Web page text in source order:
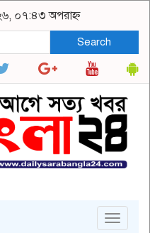
০৭:৪৩ অপরাহ্ন
Search
Toggle